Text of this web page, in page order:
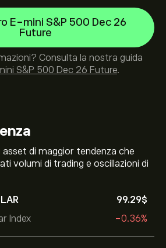
asset di maggior tendenza che
volumi di trading e oscillazioni di
Index
99.29‎$‎
-0.36%
E-mini S&P 500 Dec 26
Future
Consulta la nostra guida
S&P 500 Dec 26 Future.